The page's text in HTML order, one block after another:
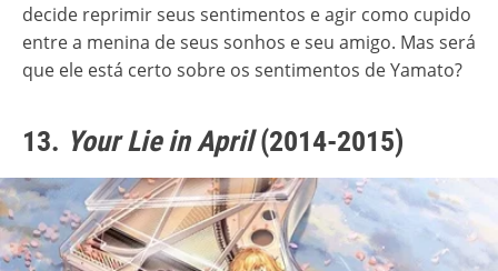
decide reprimir seus sentimentos e agir como cupido
entre a menina de seus sonhos e seu amigo. Mas será
que ele está certo sobre os sentimentos de Yamato?
13. Your Lie in April(2014-2015)